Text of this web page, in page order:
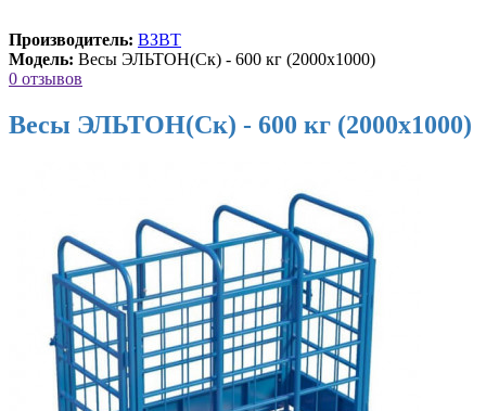
Производитель: ВЗВТ
Модель: Весы ЭЛЬТОН(Ск) - 600 кг (2000х1000)
0 отзывов
Весы ЭЛЬТОН(Ск) - 600 кг (2000х1000)